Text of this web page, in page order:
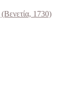
1730)